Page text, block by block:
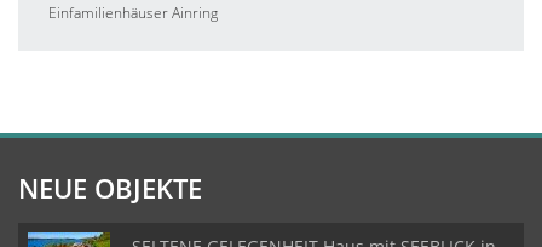
Einfamilienhäuser Ainring
NEUE OBJEKTE